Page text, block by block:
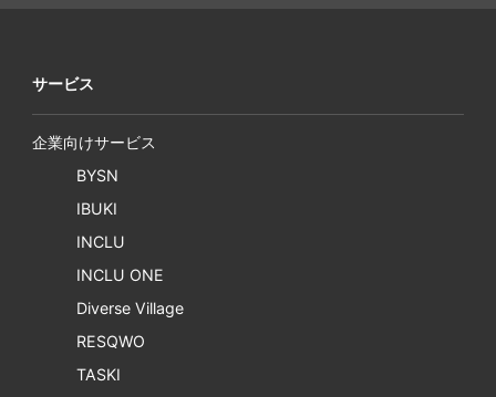
サービス
企業向けサービス
BYSN
IBUKI
INCLU
INCLU ONE
Diverse Village
RESQWO
TASKI